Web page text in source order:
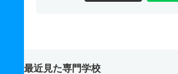
最近見た専門学校